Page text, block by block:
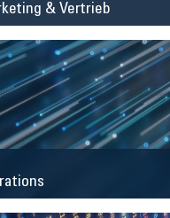
& Vertrieb